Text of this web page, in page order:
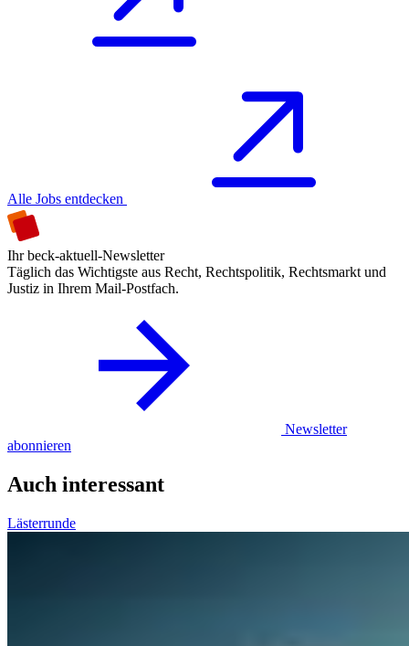
Alle Jobs entdecken
Ihr beck-aktuell-Newsletter
Täglich das Wichtigste aus Recht, Rechtspolitik, Rechtsmarkt und
Justiz in Ihrem Mail-Postfach.
Newsletter
abonnieren
Auch interessant
Lästerrunde